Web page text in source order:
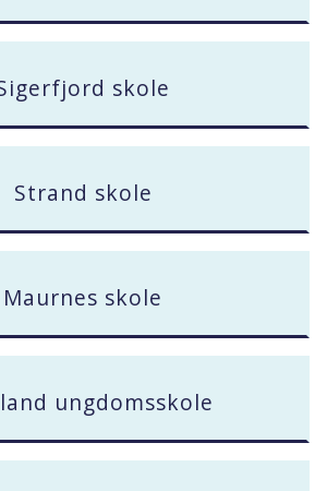
skole
Strand skole
Maurnes skole
ungdomsskole